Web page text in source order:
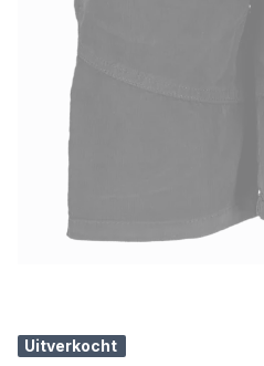
Uitverkocht